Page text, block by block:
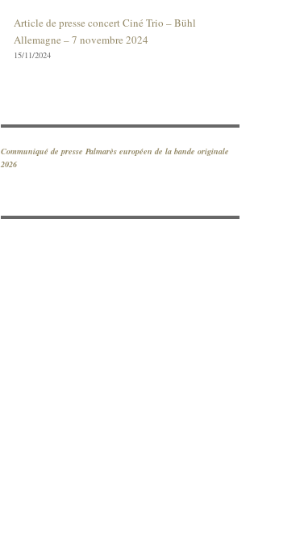
Article de presse concert Ciné Trio – Bühl
Allemagne – 7 novembre 2024
15/11/2024
Communiqué de presse Palmarès européen de la bande originale
2026